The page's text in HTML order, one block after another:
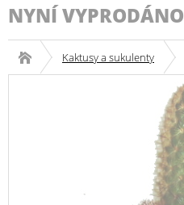
NYNÍ VYPRODÁNO
Kaktusy a sukulenty